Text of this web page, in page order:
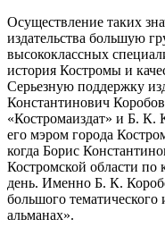
Осуществление таких
издательства большую
высококлассных
история Костромы и
Серьезную поддержку
Константинович
«Костромаиздат» и Б. К.
его мэром города
когда Борис
Костромской области по
день. Именно Б. К.
большого тематического
альманах».